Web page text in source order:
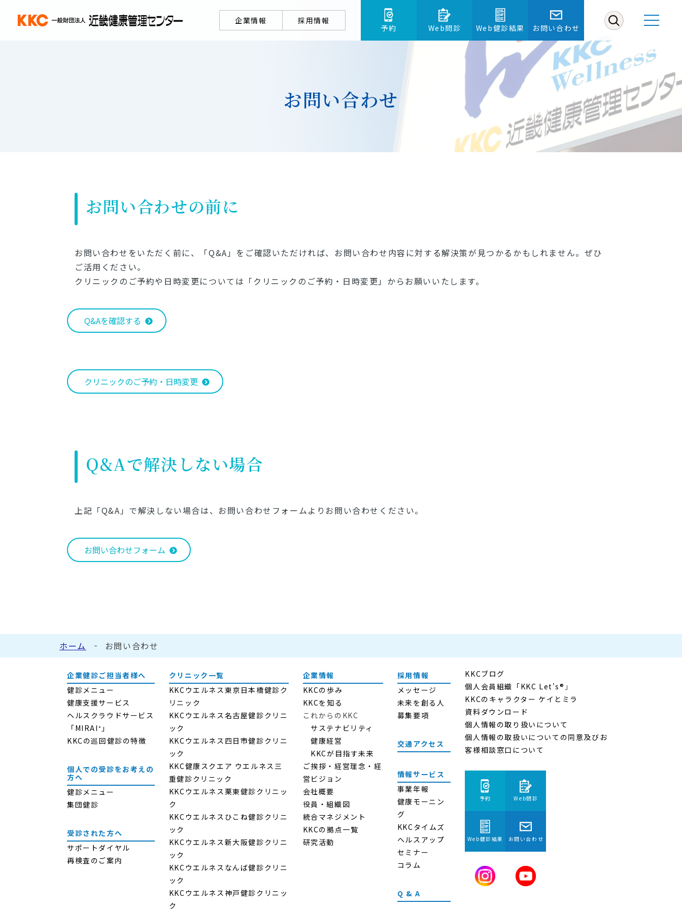
企業情報 採用情報
予約 Web問診 Web健診結果 お問い合わせ
お問い合わせ
お問い合わせの前に
お問い合わせをいただく前に、「Q&A」をご確認いただければ、お問い合わせ内容に対する解決策が見つかるかもしれません。ぜひ
ご活用ください。
クリニックのご予約や日時変更については「クリニックのご予約・日時変更」からお願いいたします。
Q&Aを確認する
クリニックのご予約・日時変更
Q&Aで解決しない場合
上記「Q&A」で解決しない場合は、お問い合わせフォームよりお問い合わせください。
お問い合わせフォーム
ホーム お問い合わせ
企業健診ご担当者様へ
健診メニュー
健康支援サービス
ヘルスクラウドサービス
「MIRAI⁺」
KKCの巡回健診の特徴
個人での受診をお考えの
方へ
健診メニュー
集団健診
受診された方へ
サポートダイヤル
再検査のご案内
クリニック一覧
KKCウエルネス東京日本橋健診ク
リニック
KKCウエルネス名古屋健診クリニ
ック
KKCウエルネス四日市健診クリニ
ック
KKC健康スクエア ウエルネス三
重健診クリニック
KKCウエルネス栗東健診クリニッ
ク
KKCウエルネスひこね健診クリニ
ック
KKCウエルネス新大阪健診クリニ
ック
KKCウエルネスなんば健診クリニ
ック
KKCウエルネス神戸健診クリニッ
ク
企業情報
KKCの歩み
KKCを知る
これからのKKC
サステナビリティ
健康経営
KKCが目指す未来
ご挨拶・経営理念・経
営ビジョン
会社概要
役員・組織図
統合マネジメント
KKCの拠点一覧
研究活動
採用情報
メッセージ
未来を創る人
募集要項
交通アクセス
情報サービス
事業年報
健康モーニン
グ
KKCタイムズ
ヘルスアップ
セミナー
コラム
Q & A
KKCブログ
個人会員組織「KKC Let's® 」
KKCのキャラクター ケイとミラ
資料ダウンロード
個人情報の取り扱いについて
個人情報の取扱いについての同意及びお
客様相談窓口について
予約 Web問診
Web健診結果 お問い合わせ